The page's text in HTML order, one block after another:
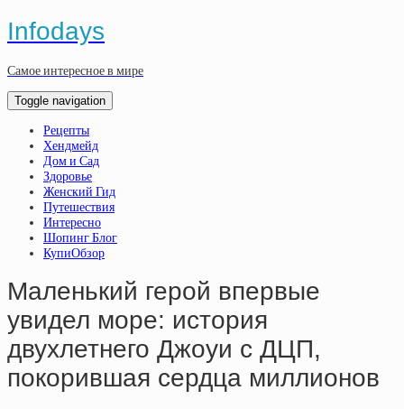
Infodays
Самое интересное в мире
Toggle navigation
Рецепты
Хендмейд
Дом и Сад
Здоровье
Женский Гид
Путешествия
Интересно
Шопинг Блог
КупиОбзор
Маленький герой впервые
увидел море: история
двухлетнего Джоуи с ДЦП,
покорившая сердца миллионов